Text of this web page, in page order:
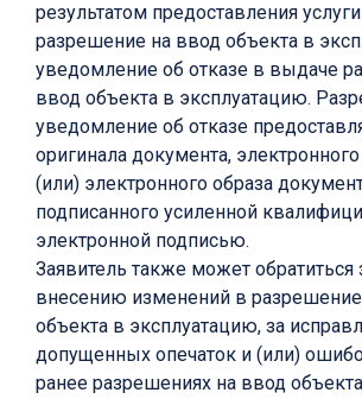
результатом предоставления
разрешение на ввод объекта в
уведомление об отказе в выдаче
ввод объекта в эксплуатацию.
уведомление об отказе
оригинала документа,
(или) электронного образа
подписанного усиленной
электронной подписью.
Заявитель также может обратиться
внесению изменений в
объекта в эксплуатацию, за
допущенных опечаток и (или)
ранее разрешениях на ввод